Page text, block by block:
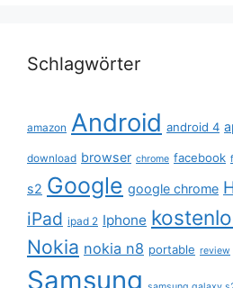
Schlagwörter
amazon Android android 4
download browser chrome facebook
s2 Google google chrome
iPad ipad 2 Iphone
Nokia nokia n8 portable review
Samsung